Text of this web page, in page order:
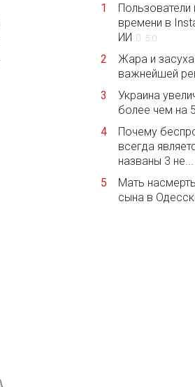
1
времени в
ИИ
5.0
2
Жара и
важнейшей
3
Украина
более чем на
4
Почему
всегда
названы 3 не...
5
Мать
сына в